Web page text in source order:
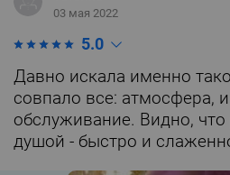
03 мая 2022
5.0
Давно искала именно
совпало все: атмосфера,
обслуживание. Видно, что
душой - быстро и